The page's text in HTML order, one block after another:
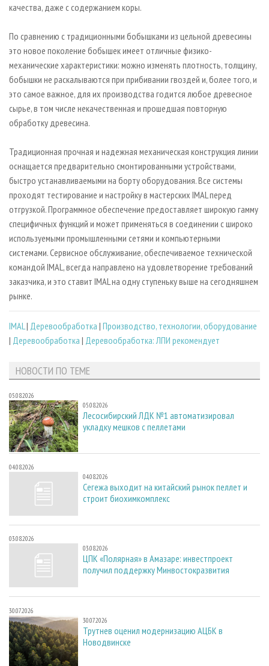
качества, даже с содержанием коры.
По сравнению с традиционными бобышками из цельной древесины
это новое поколение бобышек имеет отличные физико-
механические характеристики: можно изменять плотность, толщину,
бобышки не раскалываются при прибивании гвоздей и, более того, и
это самое важное, для их производства годится любое древесное
сырье, в том числе некачественная и прошедшая повторную
обработку древесина.
Традиционная прочная и надежная механическая конструкция линии
оснащается предварительно смонтированными устройствами,
быстро устанавливаемыми на борту оборудования. Все системы
проходят тестирование и настройку в мастерских IMAL перед
отгрузкой. Программное обеспечение предоставляет широкую гамму
специфичных функций и может применяться в соединении с широко
используемыми промышленными сетями и компьютерными
системами. Сервисное обслуживание, обеспечиваемое технической
командой IMAL, всегда направлено на удовлетворение требований
заказчика, и это ставит IMAL на одну ступеньку выше на сегодняшнем
рынке.
IMAL| Деревообработка | Производство, технологии, оборудование
| Деревообработка | Деревообработка: ЛПИ рекомендует
НОВОСТИ ПО ТЕМЕ
05.08.2026
05.08.2026
Лесосибирский ЛДК №1 автоматизировал
укладку мешков с пеллетами
04.08.2026
04.08.2026
Сегежа выходит на китайский рынок пеллет и
строит биохимкомплекс
03.08.2026
03.08.2026
ЦПК «Полярная» в Амазаре: инвестпроект
получил поддержку Минвостокразвития
30.07.2026
30.07.2026
Трутнев оценил модернизацию АЦБК в
Новодвинске